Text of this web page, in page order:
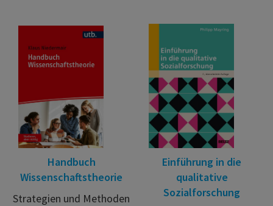
Handbuch
Wissenschaftstheorie
Strategien und Methoden
Einführung in die
qualitative
Sozialforschung